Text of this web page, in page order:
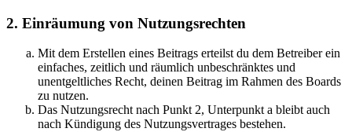
2. Einräumung von Nutzungsrechten
Mit dem Erstellen eines Beitrags erteilst du dem Betreiber ein
einfaches, zeitlich und räumlich unbeschränktes und
unentgeltliches Recht, deinen Beitrag im Rahmen des Boards
zu nutzen.
Das Nutzungsrecht nach Punkt 2, Unterpunkt a bleibt auch
nach Kündigung des Nutzungsvertrages bestehen.